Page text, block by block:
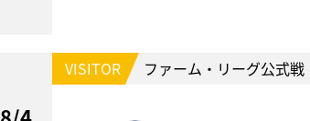
VISITOR ファーム・リーグ公式戦